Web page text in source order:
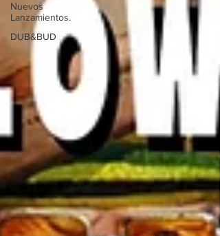
Nuevos
Lanzamientos.
DUB&BUD